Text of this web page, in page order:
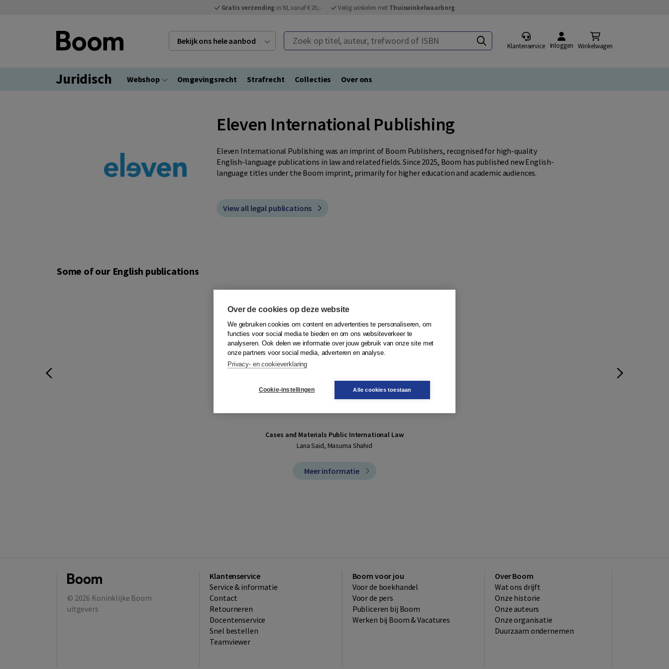
Gratis verzending in NL vanaf € 20,- Veilig winkelen met Thuiswinkelwaarborg
Bekijk ons hele aanbod Zoek op titel, auteur, trefwoord of ISBN
Klantenservice Inloggen Winkelwagen
Juridisch Webshop Omgevingsrecht Strafrecht Collecties Over ons
Eleven International Publishing
Eleven International Publishing was an imprint of Boom Publishers, recognised for high-quality
English-language publications in law and related fields. Since 2025, Boom has published new English-
language titles under the Boom imprint, primarily for higher education and academic audiences.
View all legal publications
Some of our English publications
Cases and Materials Public International Law
Lana Said, Masuma Shahid
Meer informatie
© 2026 Koninklijke Boom
uitgevers
Klantenservice
Service & informatie
Contact
Retourneren
Docentenservice
Snel bestellen
Teamviewer
Boom voor jou
Voor de boekhandel
Voor de pers
Publiceren bij Boom
Werken bij Boom & Vacatures
Over Boom
Wat ons drijft
Onze historie
Onze auteurs
Onze organisatie
Duurzaam ondernemen
Over de cookies op deze website
We gebruiken cookies om content en advertenties te personaliseren, om
functies voor social media te bieden en om ons websiteverkeer te
analyseren. Ook delen we informatie over jouw gebruik van onze site met
onze partners voor social media, adverteren en analyse.
Privacy- en cookieverklaring
Cookie-instellingen Alle cookies toestaan